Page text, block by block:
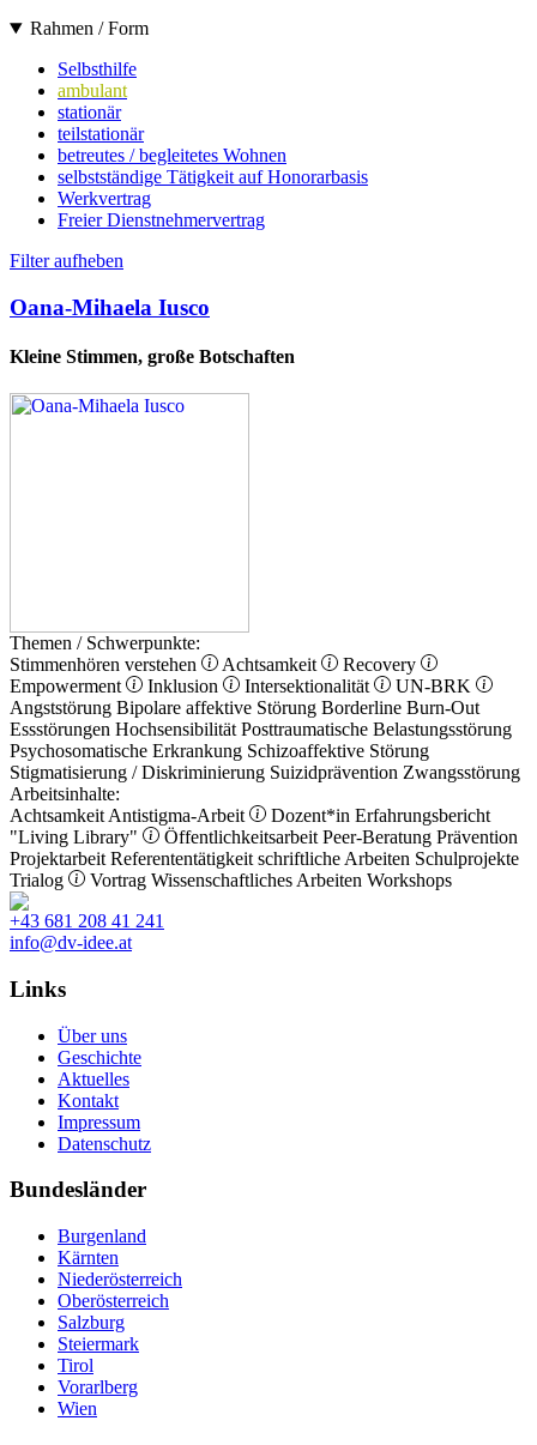
Rahmen / Form
Selbsthilfe
ambulant
stationär
teilstationär
betreutes / begleitetes Wohnen
selbstständige Tätigkeit auf Honorarbasis
Werkvertrag
Freier Dienstnehmervertrag
Filter aufheben
Oana-Mihaela Iusco
Kleine Stimmen, große Botschaften
Themen / Schwerpunkte:
Stimmenhören verstehen
Achtsamkeit
Recovery
Empowerment
Inklusion Intersektionalität
UN-BRK
Angststörung Bipolare affektive Störung Borderline Burn-Out
Essstörungen Hochsensibilität Posttraumatische Belastungsstörung
Psychosomatische Erkrankung Schizoaffektive Störung
Stigmatisierung / Diskriminierung Suizidprävention Zwangsstörung
Arbeitsinhalte:
Achtsamkeit Antistigma-Arbeit Dozent*in Erfahrungsbericht
"Living Library"
Öffentlichkeitsarbeit Peer-Beratung Prävention
Projektarbeit Referententätigkeit schriftliche Arbeiten Schulprojekte
Trialog
Vortrag Wissenschaftliches Arbeiten Workshops
+43 681 208 41 241
info@dv-idee.at
Links
Über uns
Geschichte
Aktuelles
Kontakt
Impressum
Datenschutz
Bundesländer
Burgenland
Kärnten
Niederösterreich
Oberösterreich
Salzburg
Steiermark
Tirol
Vorarlberg
Wien